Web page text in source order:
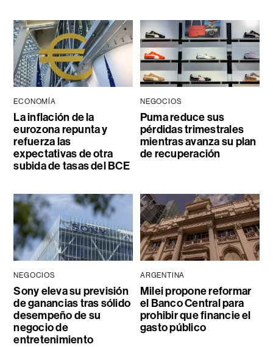
ECONOMÍA
La inflación de la
eurozona repunta y
refuerza las
expectativas de otra
subida de tasas del BCE
NEGOCIOS
Puma reduce sus
pérdidas trimestrales
mientras avanza su plan
de recuperación
NEGOCIOS
Sony eleva su previsión
de ganancias tras sólido
desempeño de su
negocio de
entretenimiento
ARGENTINA
Milei propone reformar
el Banco Central para
prohibir que financie el
gasto público